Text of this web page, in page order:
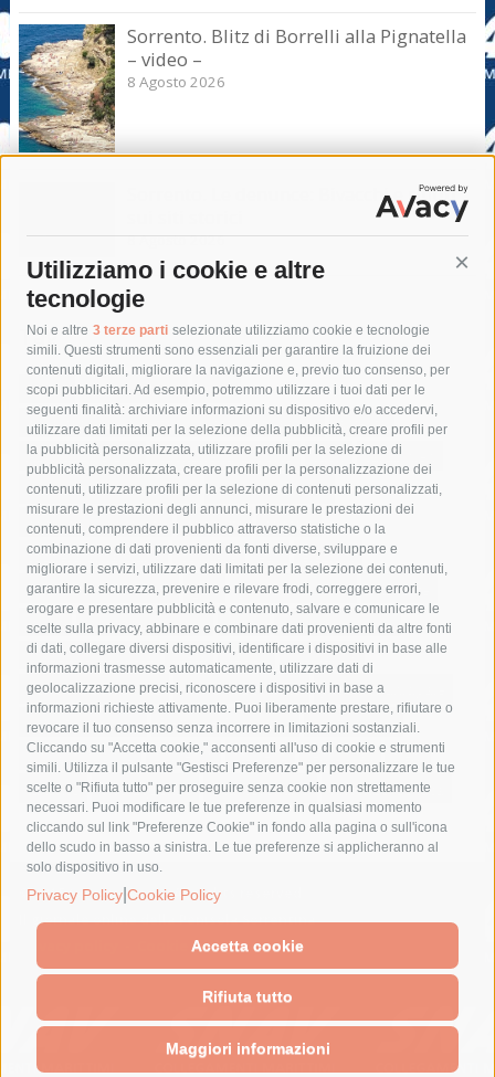
Utilizziamo i cookie e altre
tecnologie
Noi e altre 3 terze parti selezionate utilizziamo cookie e tecnologie
simili. Questi strumenti sono essenziali per garantire la fruizione dei
contenuti digitali, migliorare la navigazione e, previo tuo consenso, per
scopi pubblicitari. Ad esempio, potremmo utilizzare i tuoi dati per le
seguenti finalità: archiviare informazioni su dispositivo e/o accedervi,
utilizzare dati limitati per la selezione della pubblicità, creare profili per
la pubblicità personalizzata, utilizzare profili per la selezione di
pubblicità personalizzata, creare profili per la personalizzazione dei
contenuti, utilizzare profili per la selezione di contenuti personalizzati,
misurare le prestazioni degli annunci, misurare le prestazioni dei
contenuti, comprendere il pubblico attraverso statistiche o la
combinazione di dati provenienti da fonti diverse, sviluppare e
migliorare i servizi, utilizzare dati limitati per la selezione dei contenuti,
garantire la sicurezza, prevenire e rilevare frodi, correggere errori,
erogare e presentare pubblicità e contenuto, salvare e comunicare le
scelte sulla privacy, abbinare e combinare dati provenienti da altre fonti
di dati, collegare diversi dispositivi, identificare i dispositivi in base alle
informazioni trasmesse automaticamente, utilizzare dati di
geolocalizzazione precisi, riconoscere i dispositivi in base a
informazioni richieste attivamente. Puoi liberamente prestare, rifiutare o
revocare il tuo consenso senza incorrere in limitazioni sostanziali.
Cliccando su "Accetta cookie," acconsenti all'uso di cookie e strumenti
simili. Utilizza il pulsante "Gestisci Preferenze" per personalizzare le tue
scelte o "Rifiuta tutto" per proseguire senza cookie non strettamente
necessari. Puoi modificare le tue preferenze in qualsiasi momento
cliccando sul link "Preferenze Cookie" in fondo alla pagina o sull'icona
dello scudo in basso a sinistra. Le tue preferenze si applicheranno al
solo dispositivo in uso.
Privacy Policy Cookie Policy
Accetta cookie
Rifiuta tutto
Maggiori informazioni
Sorrento. Blitz di Borrelli alla Pignatella
– video –
8 Agosto 2026
Sorrento. Le denunce: Bivacchi e rifiuti
8 Agosto 2026
Tag
acqua allerta meteo
anas
area marina protetta di punta campanella
arresto
Asl Napoli 3 sud
capitaneria di porto capri
carabinieri
castellammare di stabia
circumvesuviana
comune di sorrento
concerto
contagi
costiera amalfitana
covid-19 eav
elezioni
fondazione sorrento
gori guardia costiera
incidente
lavori
lorenzo balducelli mare
massa lubrense
massimo coppola
Meta napoli
ordinanza
penisola sorrentina
piano di sorrento
polizia municipale
protezione civile
Regione Campania
sant'agnello
sindaco cuomo
sorrento studenti temporali
treni
turismo
Vico Equense villa fiorentino vincenzo de luca
© 2015 SorrentoPress. All rights reserved.
Il giornale online della Penisola Sorrentina
Cookie Policy